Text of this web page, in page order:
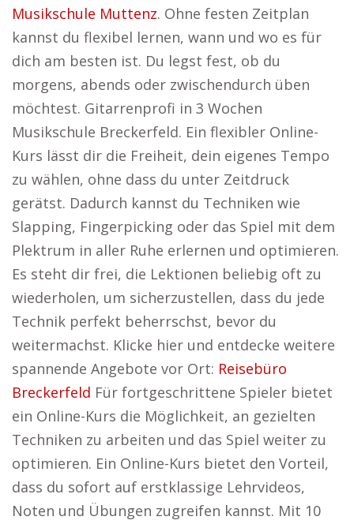
Musikschule Muttenz. Ohne festen Zeitplan
kannst du flexibel lernen, wann und wo es für
dich am besten ist. Du legst fest, ob du
morgens, abends oder zwischendurch üben
möchtest. Gitarrenprofi in 3 Wochen
Musikschule Breckerfeld. Ein flexibler Online-
Kurs lässt dir die Freiheit, dein eigenes Tempo
zu wählen, ohne dass du unter Zeitdruck
gerätst. Dadurch kannst du Techniken wie
Slapping, Fingerpicking oder das Spiel mit dem
Plektrum in aller Ruhe erlernen und optimieren.
Es steht dir frei, die Lektionen beliebig oft zu
wiederholen, um sicherzustellen, dass du jede
Technik perfekt beherrschst, bevor du
weitermachst. Klicke hier und entdecke weitere
spannende Angebote vor Ort: Reisebüro
Breckerfeld Für fortgeschrittene Spieler bietet
ein Online-Kurs die Möglichkeit, an gezielten
Techniken zu arbeiten und das Spiel weiter zu
optimieren. Ein Online-Kurs bietet den Vorteil,
dass du sofort auf erstklassige Lehrvideos,
Noten und Übungen zugreifen kannst. Mit 10